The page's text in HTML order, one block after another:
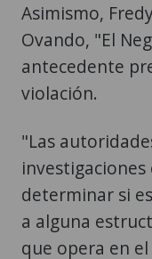
Asimismo,
Ovando, "El
antecedente
violación.
"Las
determinar si
a alguna
que opera en